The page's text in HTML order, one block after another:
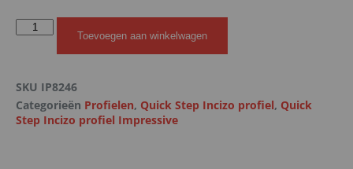
Toevoegen aan winkelwagen
SKU IP8246
Categorieën Profielen, Quick Step Incizo profiel, Quick
Step Incizo profiel Impressive